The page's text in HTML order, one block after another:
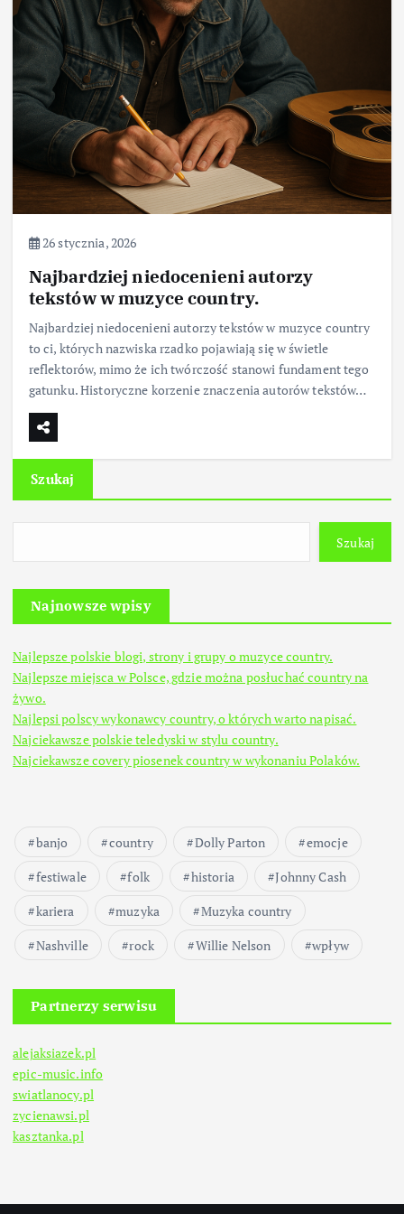
26 stycznia, 2026
Najbardziej niedocenieni autorzy
tekstów w muzyce country.
Najbardziej niedocenieni autorzy tekstów w muzyce country
to ci, których nazwiska rzadko pojawiają się w świetle
reflektorów, mimo że ich twórczość stanowi fundament tego
gatunku. Historyczne korzenie znaczenia autorów tekstów…
Szukaj
Szukaj
Najnowsze wpisy
Najlepsze polskie blogi, strony i grupy o muzyce country.
Najlepsze miejsca w Polsce, gdzie można posłuchać country na
żywo.
Najlepsi polscy wykonawcy country, o których warto napisać.
Najciekawsze polskie teledyski w stylu country.
Najciekawsze covery piosenek country w wykonaniu Polaków.
banjo country Dolly Parton
emocje
festiwale
folk historia
Johnny Cash
kariera
muzyka
Muzyka country
Nashville
rock Willie Nelson wpływ
Partnerzy serwisu
alejaksiazek.pl
epic-music.info
swiatlanocy.pl
zycienawsi.pl
kasztanka.pl